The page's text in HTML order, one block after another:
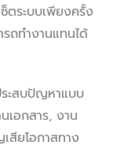
ตระบบเพียงครั้ง
ถทำงานแทนได้
ะสบปัญหาแบบ
อกสาร, งาน
ยโอกาสทาง